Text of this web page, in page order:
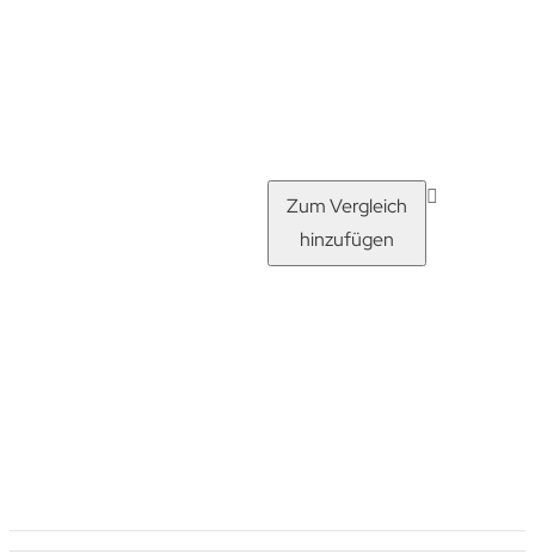
Zum Vergleich
hinzufügen